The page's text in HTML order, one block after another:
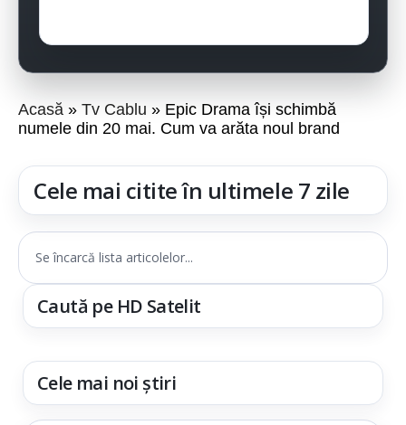
Acasă Tv Cablu
Epic Drama își schimbă
numele din 20 mai. Cum va arăta noul brand
Cele mai citite în ultimele 7 zile
Se încarcă lista articolelor...
Caută pe HD Satelit
Cele mai noi știri